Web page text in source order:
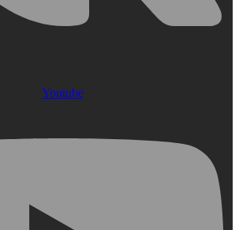
Youtube